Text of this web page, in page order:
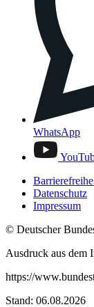
WhatsApp
Datenschutz
Impressum
© Deutscher
Ausdruck aus dem
https://
Stand: 06.08.2026